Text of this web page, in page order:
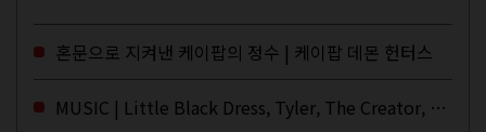
이브·데모·부틀렉을 합쳐 3만 번 이상은
듣지 않았나 싶다. 이토록...
혼문으로 지켜낸 케이팝의 정수 | 케이팝 데몬 헌터스
MUSIC | Little Black Dress, Tyler, The Creator, Essie Jain